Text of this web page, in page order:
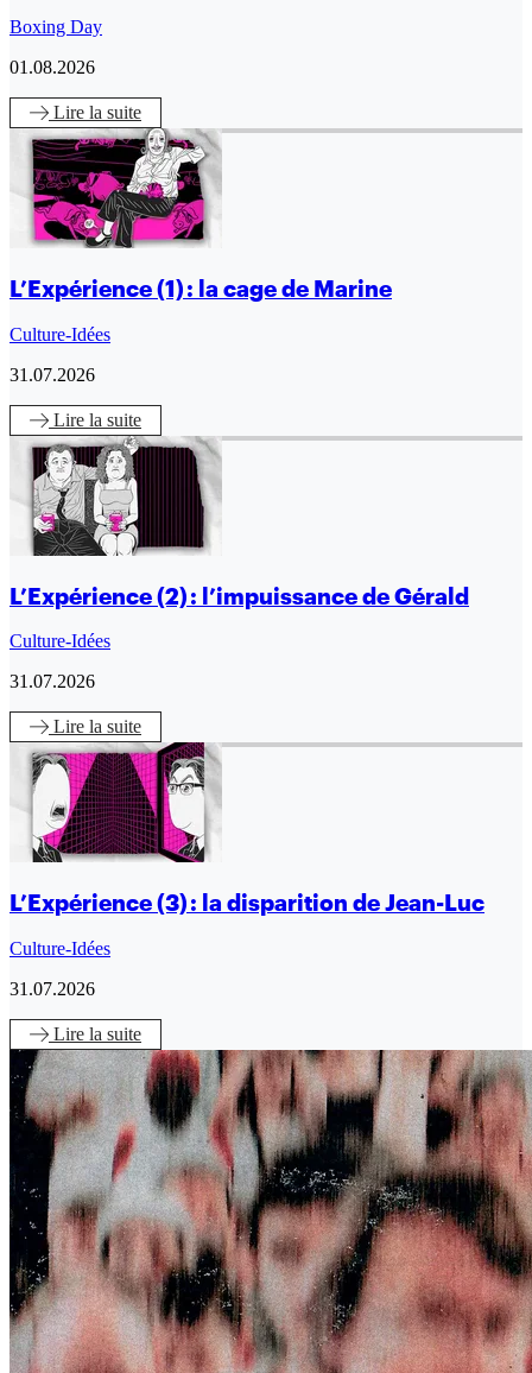
Boxing Day
01.08.2026
Lire la suite
L’Expérience (1) : la cage de Marine
Culture-Idées
31.07.2026
Lire la suite
L’Expérience (2) : l’impuissance de Gérald
Culture-Idées
31.07.2026
Lire la suite
L’Expérience (3) : la disparition de Jean-Luc
Culture-Idées
31.07.2026
Lire la suite